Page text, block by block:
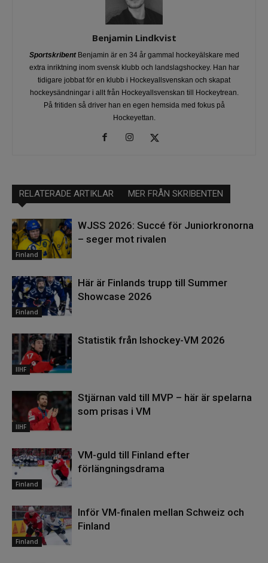
Benjamin Lindkvist
SportskribentBenjamin är en 34 år gammal hockeyälskare med
extra inriktning inom svensk klubb och landslagshockey. Han har
tidigare jobbat för en klubb i Hockeyallsvenskan och skapat
hockeysändningar i allt från Hockeyallsvenskan till Hockeytrean.
På fritiden så driver han en egen hemsida med fokus på
Hockeyettan.
RELATERADE ARTIKLAR MER FRÅN SKRIBENTEN
Finland
WJSS 2026: Succé för Juniorkronorna
– seger mot rivalen
Finland
Här är Finlands trupp till Summer
Showcase 2026
IIHF
Statistik från Ishockey-VM 2026
IIHF
Stjärnan vald till MVP – här är spelarna
som prisas i VM
Finland
VM-guld till Finland efter
förlängningsdrama
Finland
Inför VM-finalen mellan Schweiz och
Finland